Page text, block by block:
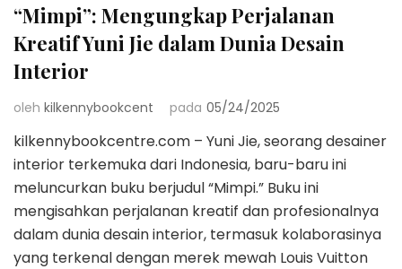
“Mimpi”: Mengungkap Perjalanan
Kreatif Yuni Jie dalam Dunia Desain
Interior
oleh kilkennybookcent pada 05/24/2025
kilkennybookcentre.com – Yuni Jie, seorang desainer
interior terkemuka dari Indonesia, baru-baru ini
meluncurkan buku berjudul “Mimpi.” Buku ini
mengisahkan perjalanan kreatif dan profesionalnya
dalam dunia desain interior, termasuk kolaborasinya
yang terkenal dengan merek mewah Louis Vuitton